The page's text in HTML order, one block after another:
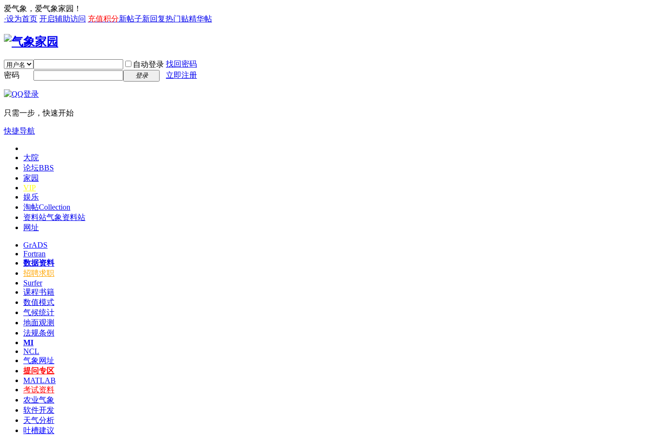
爱气象，爱气象家园！
·设为首页 开启辅助访问 充值积分新帖子新回复热门贴精华帖
自动登录 找回密码
密码
登录 立即注册
只需一步，快速开始
快捷导航
大院
论坛BBS
家园
VIP
娱乐
淘帖Collection
资料站气象资料站
网址
GrADS
Fortran
数据资料
招聘求职
Surfer
课程书籍
数值模式
气候统计
地面观测
法规条例
MI
NCL
气象网址
提问专区
MATLAB
考试资料
农业气象
软件开发
天气分析
吐槽建议